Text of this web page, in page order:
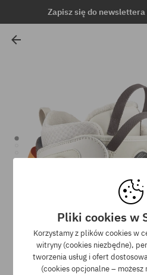
Zapisz się do
Pliki cookies w
Korzystamy z plików cookies w
witryny (cookies niezbędne),
tworzenia usług i ofert
(cookies opcjonalne – możesz